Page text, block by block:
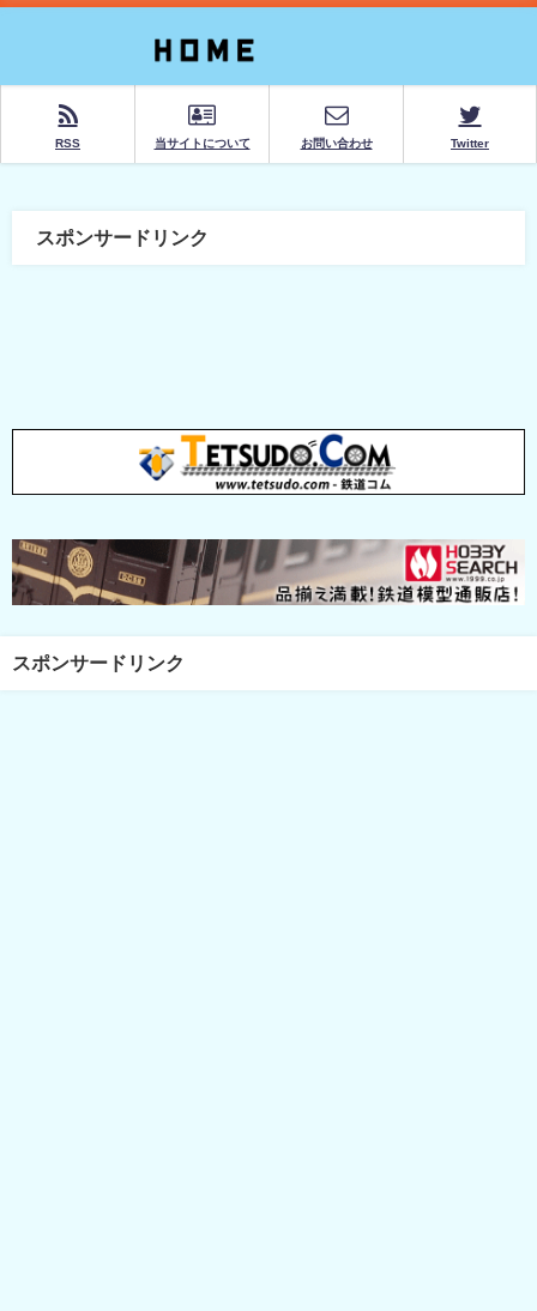
RSS 当サイトについて お問い合わせ Twitter
スポンサードリンク
スポンサードリンク